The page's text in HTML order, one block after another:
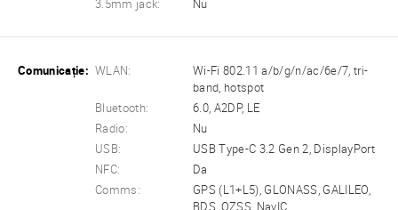
3.5mm jack:
Nu
Comunicație: WLAN:
Wi-Fi 802.11 a/b/g/n/ac/6e/7, tri-
band, hotspot
Bluetooth:
6.0, A2DP, LE
Radio:
Nu
USB:
USB Type-C 3.2 Gen 2, DisplayPort
NFC:
Da
Comms:
GPS (L1+L5), GLONASS, GALILEO,
BDS, QZSS, NavIC